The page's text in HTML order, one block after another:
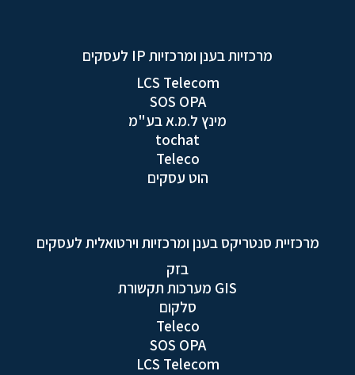
מרכזיות בענן ומרכזיות IP לעסקים
LCS Telecom
SOS OPA
מינץ ל.מ.א בע"מ
tochat
Teleco
הוט עסקים
מרכזיית סנטריקס בענן ומרכזיות וירטואלית לעסקים
בזק
GIS מערכות תקשורת
סלקום
Teleco
SOS OPA
LCS Telecom